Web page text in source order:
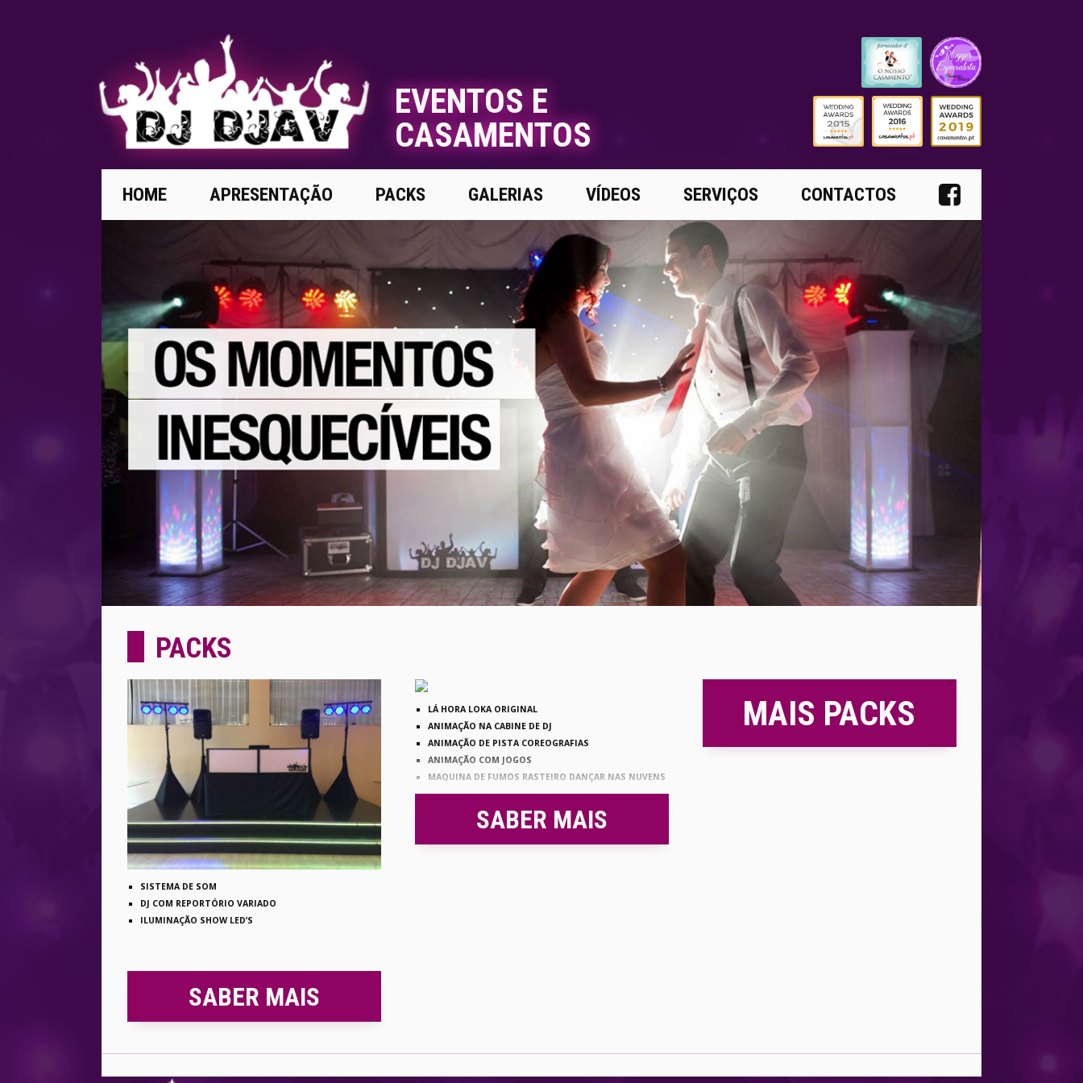
EVENTOS E
CASAMENTOS
HOME APRESENTAÇÃO PACKS GALERIAS VÍDEOS SERVIÇOS CONTACTOS
PACKS
SISTEMA DE SOM
DJ COM REPORTÓRIO VARIADO
ILUMINAÇÃO SHOW LED’S
SABER MAIS
LÁ HORA LOKA ORIGINAL
ANIMAÇÃO NA CABINE DE DJ
ANIMAÇÃO DE PISTA COREOGRAFIAS
ANIMAÇÃO COM JOGOS
MAQUINA DE FUMOS RASTEIRO DANÇAR NAS NUVENS
SABER MAIS
MAIS PACKS